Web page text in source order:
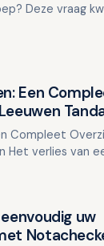
Deze vraag
Een
Compleet
Het verlies van
uw